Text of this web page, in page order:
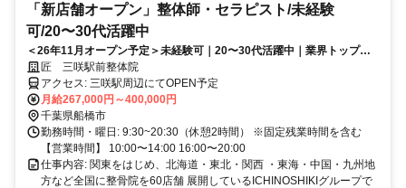
「新店舗オープン」整体師・セラピスト/未経験
可/20〜30代活躍中
＜26年11月オープン予定＞未経験可｜20〜30代活躍中｜業界トップレ
ベルの給与水準｜初回ボーナス80万円・賞与500万円の支給実績あり
匠 三咲駅前整体院
アクセス: 三咲駅周辺にてOPEN予定
月給267,000円～400,000円
千葉県船橋市
勤務時間・曜日: 9:30~20:30（休憩2時間） ※固定残業時間を含む
【営業時間】 10:00〜14:00 16:00〜20:00
仕事内容: 関東をはじめ、北海道・東北・関西 ・東海・中国・九州地
方など全国に整骨院を60店舗 展開しているICHINOSHIKIグループで